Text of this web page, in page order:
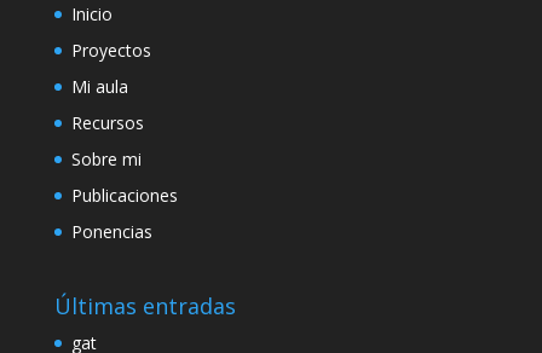
Inicio
Proyectos
Mi aula
Recursos
Sobre mi
Publicaciones
Ponencias
Últimas entradas
gat